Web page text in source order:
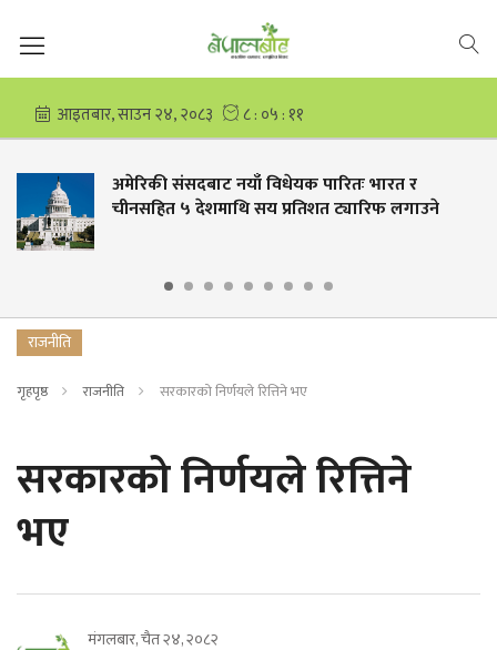
संसदबाट नयाँ विधेयक पारितः भारत र
५ देशमाथि सय प्रतिशत ट्यारिफ लगाउने
राजनीति
गृहपृष्ठ राजनीति सरकारको निर्णयले रित्तिने भए
सरकारको निर्णयले रित्तिने
भए
मंगलबार, चैत २४, २०८२